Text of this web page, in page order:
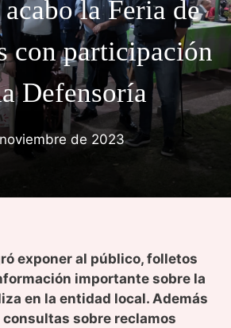
la Feria de
con participación
Defensoría
de 2023
exponer al público, folletos
importante sobre la
en la entidad local. Además
sobre reclamos